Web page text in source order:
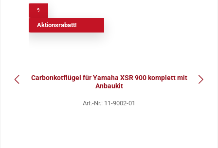
Aktionsrabatt!
Carbonkotflügel für Yamaha XSR 900 komplett mit
Anbaukit
Art.-Nr.: 11-9002-01